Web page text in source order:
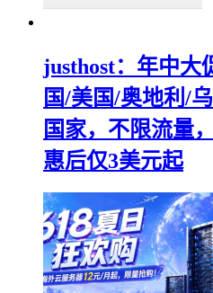
justhost：年中大
国/美国/奥地利/
国家，不限流量
惠后仅3美元起